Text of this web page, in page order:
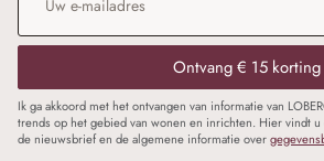
Ontvang € 15 korting
Ik ga akkoord met het ontvangen van informatie van
trends op het gebied van wonen en inrichten. Hier vindt u
de nieuwsbrief en de algemene informatie over